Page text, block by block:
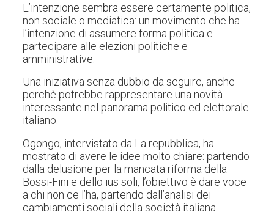
L’intenzione sembra essere certamente politica,
non sociale o mediatica: un movimento che ha
l’intenzione di assumere forma politica e
partecipare alle elezioni politiche e
amministrative.
Una iniziativa senza dubbio da seguire, anche
perchè potrebbe rappresentare una novità
interessante nel panorama politico ed elettorale
italiano.
Ogongo, intervistato da La repubblica, ha
mostrato di avere le idee molto chiare: partendo
dalla delusione per la mancata riforma della
Bossi-Fini e dello ius soli, l’obiettivo è dare voce
a chi non ce l’ha, partendo dall’analisi dei
cambiamenti sociali della società italiana.